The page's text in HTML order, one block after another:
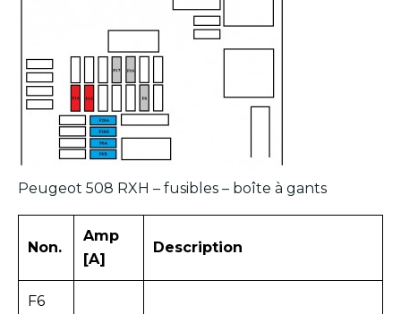
Peugeot 508 RXH – fusibles – boîte à gants
Non.
Amp
[A]
Description
F6